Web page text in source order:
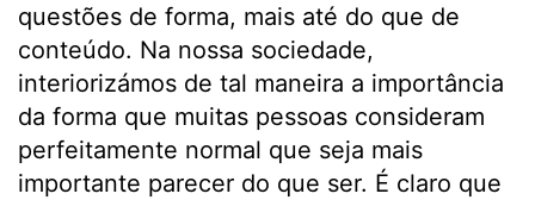
questões de forma, mais até do que de
conteúdo. Na nossa sociedade,
interiorizámos de tal maneira a importância
da forma que muitas pessoas consideram
perfeitamente normal que seja mais
importante parecer do que ser. É claro que